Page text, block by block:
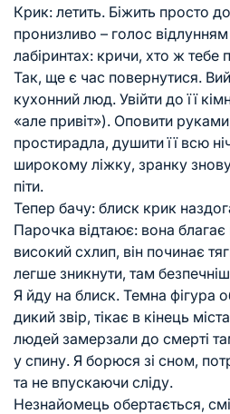
Крик: летить. Біжить просто
пронизливо – голос
лабіринтах: кричи, хто ж тебе
Так, ще є час повернутися.
кухонний люд. Увійти до її
«але привіт»). Оповити
простирадла, душити її всю
широкому ліжку, зранку
піти.
Тепер бачу: блиск крик
Парочка відтаює: вона благає
високий схлип, він починає
легше зникнути, там
Я йду на блиск. Темна фігура
дикий звір, тікає в кінець
людей замерзали до смерті
у спину. Я борюся зі сном,
та не впускаючи сліду.
Незнайомець обертається,